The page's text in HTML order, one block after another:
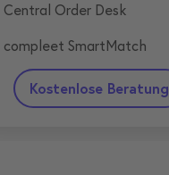
Central Order Desk
compleet SmartMatch
Kostenlose Beratung